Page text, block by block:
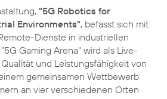
"5G Robotics for
Environments", befasst sich mit
Dienste in industriellen
Gaming Arena" wird als Live-
und Leistungsfähigkeit von
gemeinsamen Wettbewerb
an vier verschiedenen Orten